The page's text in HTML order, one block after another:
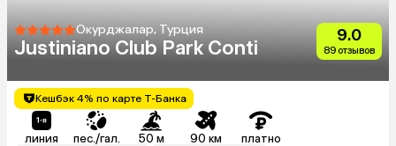
Окурджалар, Турция
Justiniano Club Park Conti
9.0
89 отзывов
Кешбэк 4% по карте Т-Банка
линия пес./гал. 50 м 90 км платно